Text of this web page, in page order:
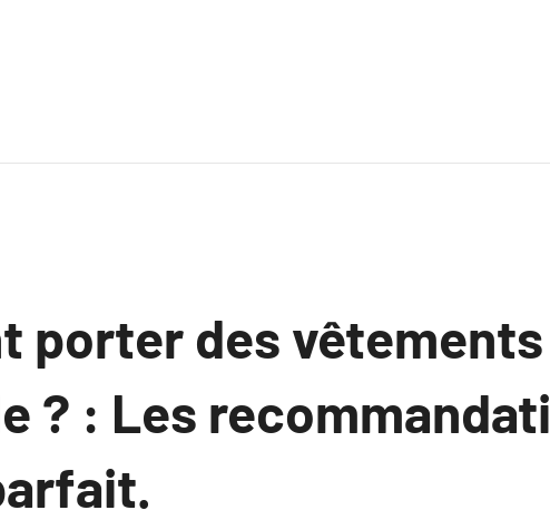
porter des
? : Les